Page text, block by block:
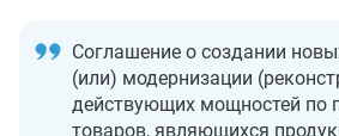
Соглашение о создании
(или) модернизации
действующих мощностей по
товаров, являющихся